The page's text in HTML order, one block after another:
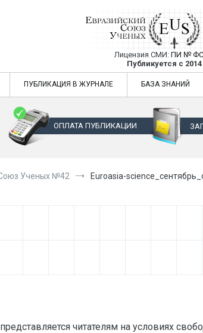
Евразийский Союз
Лицензия СМИ: ПИ №
Публикуется с
Евразийский Союз Ученых —
ПУБЛИКАЦИЯ В ЖУРНАЛЕ БАЗА ЗНАНИЙ
ОПЛАТА ПУБЛИКАЦИИ
Ученых №42 Euroasia-
читателям на условиях